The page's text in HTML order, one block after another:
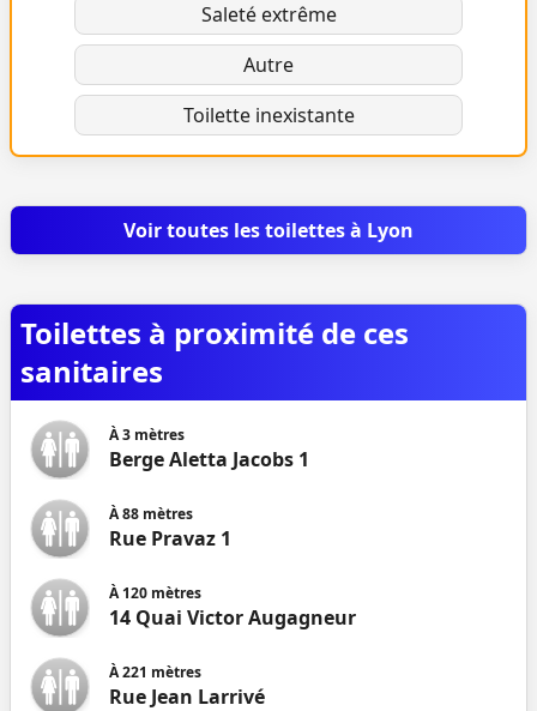
Saleté extrême
Autre
Toilette inexistante
Voir toutes les toilettes à Lyon
Toilettes à proximité de ces
sanitaires
À3 mètres
Berge Aletta Jacobs 1
À88 mètres
Rue Pravaz 1
À120 mètres
14 Quai Victor Augagneur
À221 mètres
Rue Jean Larrivé